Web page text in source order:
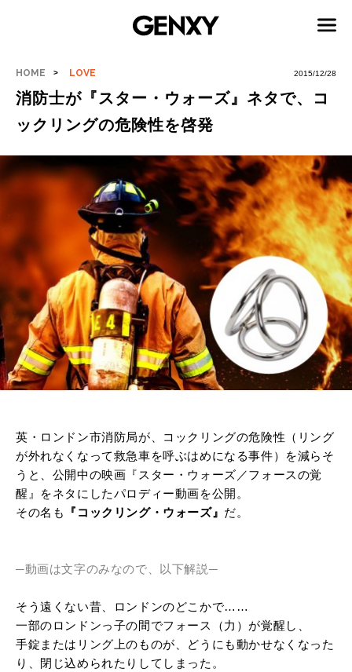
HOME LOVE 2015/12/28
消防士が『スター・ウォーズ』ネタで、コ
ックリングの危険性を啓発
英・ロンドン市消防局が、コックリングの危険性（リング
が外れなくなって救急車を呼ぶはめになる事件）を減らそ
うと、公開中の映画『スター・ウォーズ／フォースの覚
醒』をネタにしたパロディー動画を公開。
その名も
『コックリング・ウォーズ』 だ。
─動画は文字のみなので、以下解説─
そう遠くない昔、ロンドンのどこかで……
一部のロンドンっ子の間でフォース（力）が覚醒し、
手錠またはリング上のものが、どうにも動かせなくなった
り、閉じ込められたりしてしまった。